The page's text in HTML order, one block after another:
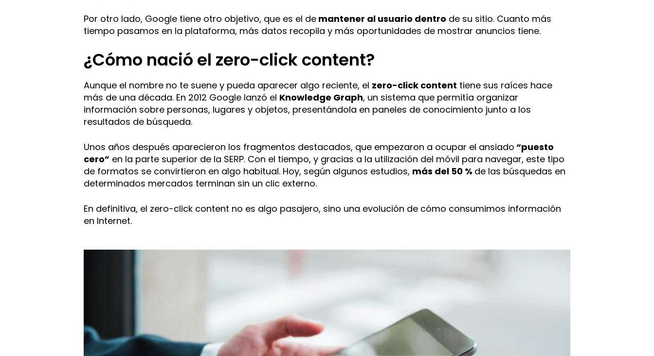
Por otro lado, Google tiene otro objetivo, que es el de mantener al usuario dentro de su sitio. Cuanto más
tiempo pasamos en la plataforma, más datos recopila y más oportunidades de mostrar anuncios tiene.
¿Cómo nació el zero-click content?
Aunque el nombre no te suene y pueda aparecer algo reciente, el zero-click content tiene sus raíces hace
más de una década. En 2012 Google lanzó el Knowledge Graph, un sistema que permitía organizar
información sobre personas, lugares y objetos, presentándola en paneles de conocimiento junto a los
resultados de búsqueda.
Unos años después aparecieron los fragmentos destacados, que empezaron a ocupar el ansiado “puesto
cero” en la parte superior de la SERP. Con el tiempo, y gracias a la utilización del móvil para navegar, este tipo
de formatos se convirtieron en algo habitual. Hoy, según algunos estudios, más del 50 % de las búsquedas en
determinados mercados terminan sin un clic externo.
En definitiva, el zero-click content no es algo pasajero, sino una evolución de cómo consumimos información
en Internet.